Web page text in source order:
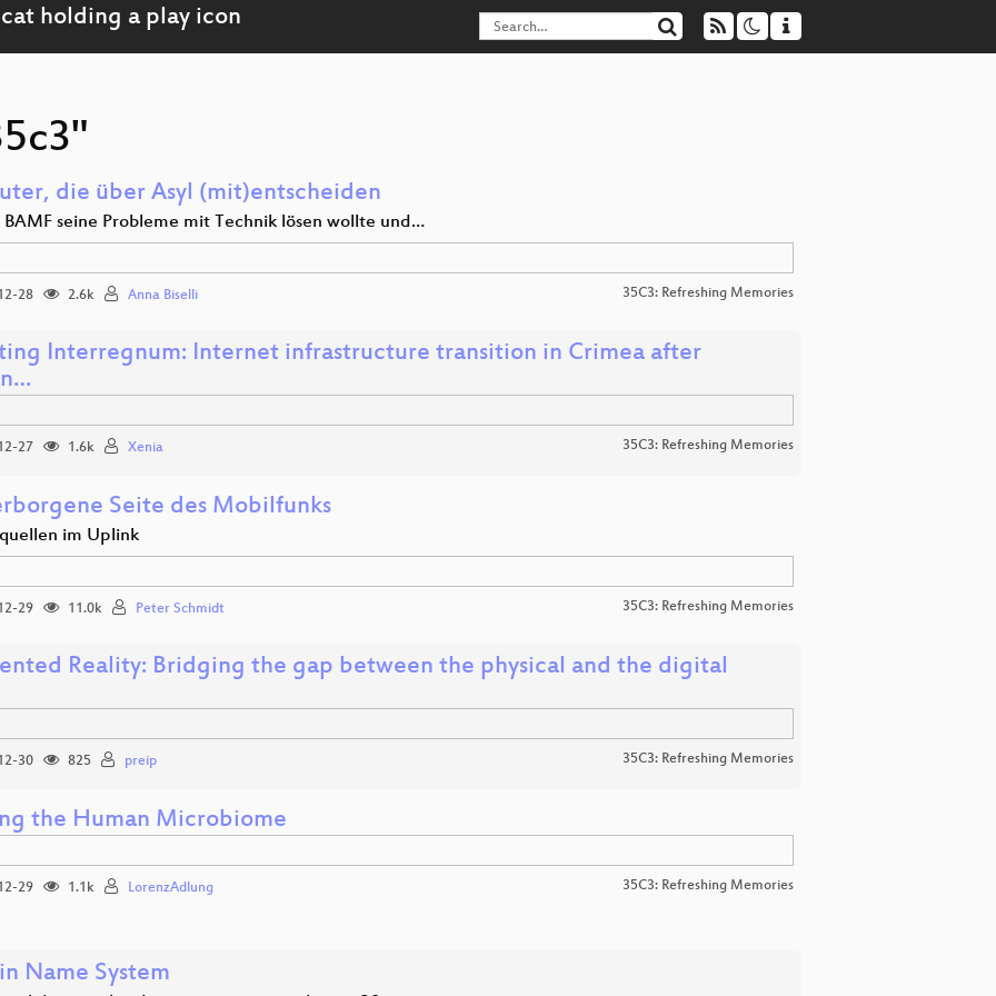
die über Asyl (mit)entscheiden
BAMF seine Probleme mit Technik lösen wollte und…
28 2.6k Anna Biselli 35C3: Refreshing Memories
Interregnum: Internet infrastructure transition in Crimea after
27 1.6k Xenia 35C3: Refreshing Memories
Seite des Mobilfunks
im Uplink
29 11.0k Peter Schmidt 35C3: Refreshing Memories
Reality: Bridging the gap between the physical and the digital
30 825 preip 35C3: Refreshing Memories
the Human Microbiome
29 1.1k LorenzAdlung 35C3: Refreshing Memories
Name System